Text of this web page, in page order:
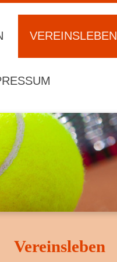
VEREINSLEBEN
Vereinsleben